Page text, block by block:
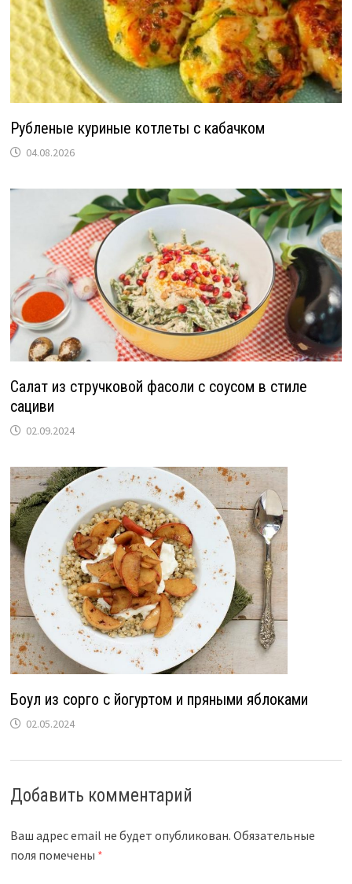
Рубленые куриные котлеты с кабачком
04.08.2026
Салат из стручковой фасоли с соусом в стиле
сациви
02.09.2024
Боул из сорго с йогуртом и пряными яблоками
02.05.2024
Добавить комментарий
Ваш адрес email не будет опубликован. Обязательные
поля помечены *